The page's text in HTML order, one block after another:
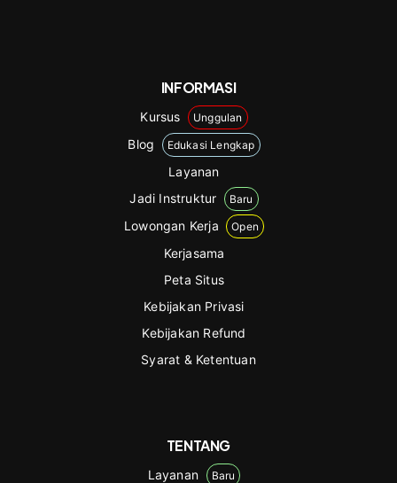
INFORMASI
Kursus Unggulan
Blog Edukasi Lengkap
Layanan
Jadi Instruktur
Baru
Lowongan Kerja Open
Kerjasama
Peta Situs
Kebijakan Privasi
Kebijakan Refund
Syarat & Ketentuan
TENTANG
Layanan Baru